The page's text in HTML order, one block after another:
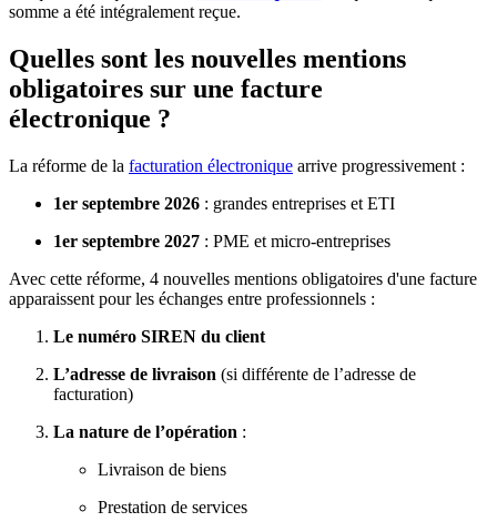
somme a été intégralement reçue.
Quelles sont les nouvelles mentions
obligatoires sur une facture
électronique ?
La réforme de la facturation électronique arrive progressivement :
1er septembre 2026 : grandes entreprises et ETI
1er septembre 2027 : PME et micro-entreprises
Avec cette réforme, 4 nouvelles mentions obligatoires d'une facture
apparaissent pour les échanges entre professionnels :
Le numéro SIREN du client
L’adresse de livraison (si différente de l’adresse de
facturation)
La nature de l’opération :
Livraison de biens
Prestation de services